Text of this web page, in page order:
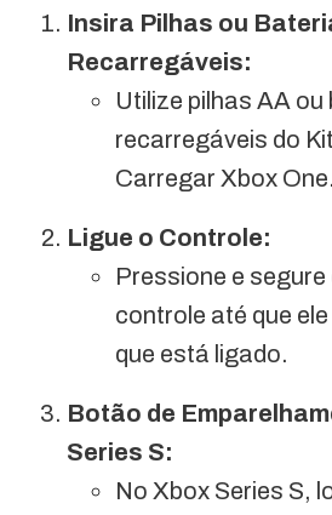
Insira Pilhas ou
Recarregáveis:
Utilize pilhas AA ou
recarregáveis do
Carregar Xbox One.
Ligue o Controle:
Pressione e
controle até que
que está ligado.
Botão de
Series S:
No Xbox Series S,